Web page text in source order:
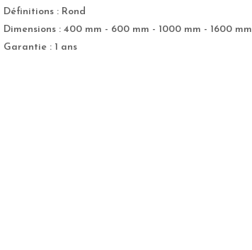
Définitions : Rond
Dimensions : 400 mm - 600 mm - 1000 mm - 1600 mm
Garantie : 1 ans